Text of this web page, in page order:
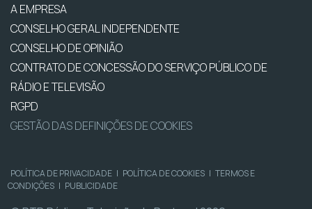
A EMPRESA
CONSELHO GERAL INDEPENDENTE
CONSELHO DE OPINIÃO
CONTRATO DE CONCESSÃO DO SERVIÇO PÚBLICO DE
RÁDIO E TELEVISÃO
RGPD
GESTÃO DAS DEFINIÇÕES DE COOKIES
POLÍTICA DE PRIVACIDADE | POLÍTICA DE COOKIES | TERMOS E
CONDIÇÕES | PUBLICIDADE